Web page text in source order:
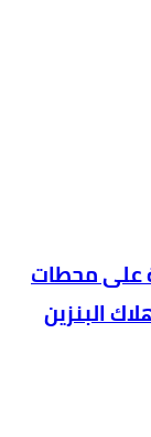
على محطات
البنزين